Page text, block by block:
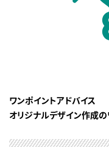
ワンポイントアドバイス
オリジナルデザイン作成